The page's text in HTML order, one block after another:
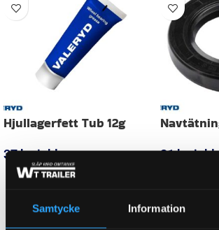
Samtycke Information
HÖJD
DIAMETER, YTTER